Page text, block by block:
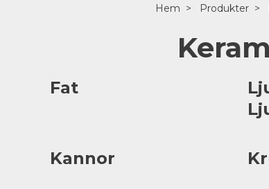
Hem Produkter
Fat
Kannor